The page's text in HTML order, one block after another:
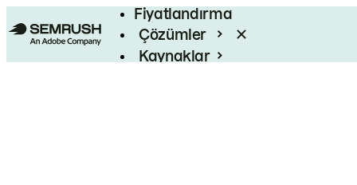
Fiyatlandırma
Çözümler
Kaynaklar